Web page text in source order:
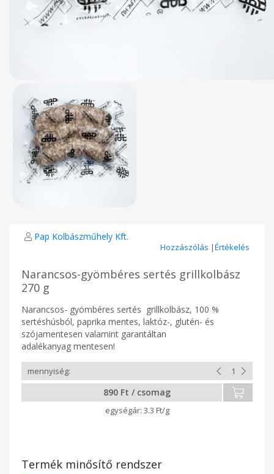
Pap Kolbászműhely Kft.
Hozzászólás |Értékelés
Narancsos-gyömbéres sertés grillkolbász
270 g
Narancsos- gyömbéres sertés grillkolbász, 100 %
sertéshúsból, paprika mentes, laktóz-, glutén- és
szójamentesen valamint garantáltan
adalékanyag mentesen!
890 Ft / csomag
3.3 Ft/g
Termék minősítő rendszer